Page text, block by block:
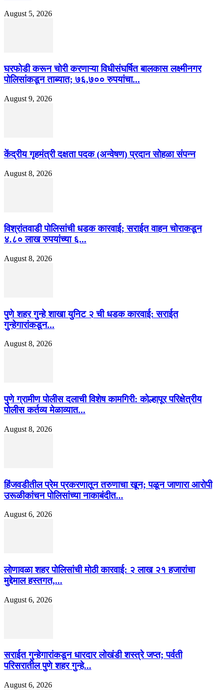
August 5, 2026
घरफोडी करून चोरी करणाऱ्या विधीसंघर्षित बालकास लक्ष्मीनगर
पोलिसांकडून ताब्यात; ७६,७०० रुपयांचा...
August 9, 2026
केंद्रीय गृहमंत्री दक्षता पदक (अन्वेषण) प्रदान सोहळा संपन्न
August 8, 2026
विश्रांतवाडी पोलिसांची धडक कारवाई; सराईत वाहन चोराकडून
४.८० लाख रुपयांच्या ६...
August 8, 2026
पुणे शहर गुन्हे शाखा युनिट २ ची धडक कारवाई: सराईत
गुन्हेगारांकडून...
August 8, 2026
पुणे ग्रामीण पोलीस दलाची विशेष कामगिरी: कोल्हापूर परिक्षेत्रीय
पोलीस कर्तव्य मेळाव्यात...
August 8, 2026
हिंजवडीतील प्रेम प्रकरणातून तरुणाचा खून; पळून जाणारा आरोपी
उरूळीकांचन पोलिसांच्या नाकाबंदीत...
August 6, 2026
लोणावळा शहर पोलिसांची मोठी कारवाई: २ लाख २१ हजारांचा
मुद्देमाल हस्तगत,...
August 6, 2026
सराईत गुन्हेगारांकडून धारदार लोखंडी शस्त्रे जप्त; पर्वती
परिसरातील पुणे शहर गुन्हे...
August 6, 2026